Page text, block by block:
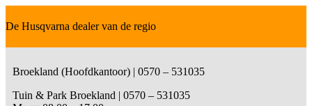
De Husqvarna dealer van de regio
Broekland (Hoofdkantoor) | 0570 – 531035
Tuin & Park Broekland | 0570 – 531035